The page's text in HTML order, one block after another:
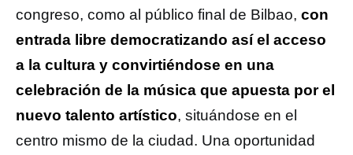
congreso, como al público final de Bilbao, con
entrada libre democratizando así el acceso
a la cultura y convirtiéndose en una
celebración de la música que apuesta por el
nuevo talento artístico, situándose en el
centro mismo de la ciudad. Una oportunidad